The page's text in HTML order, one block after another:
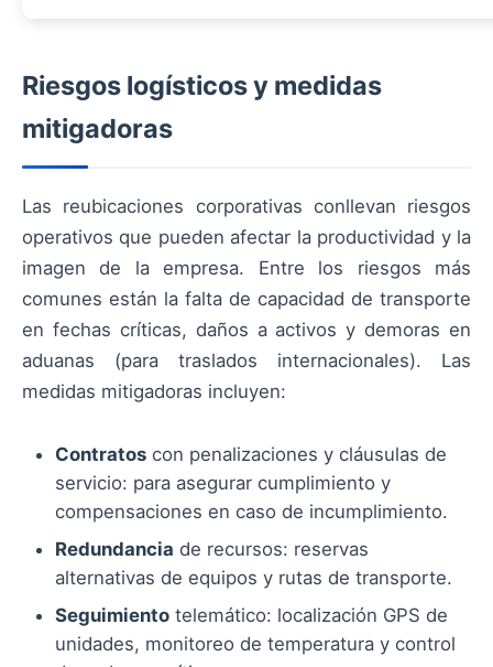
Riesgos logísticos y medidas
mitigadoras
Las reubicaciones corporativas conllevan riesgos
operativos que pueden afectar la productividad y la
imagen de la empresa. Entre los riesgos más
comunes están la falta de capacidad de transporte
en fechas críticas, daños a activos y demoras en
aduanas (para traslados internacionales). Las
medidas mitigadoras incluyen:
Contratos con penalizaciones y cláusulas de
servicio: para asegurar cumplimiento y
compensaciones en caso de incumplimiento.
Redundancia de recursos: reservas
alternativas de equipos y rutas de transporte.
Seguimiento telemático: localización GPS de
unidades, monitoreo de temperatura y control